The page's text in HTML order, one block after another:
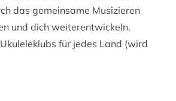
das gemeinsame Musizieren
und dich weiterentwickeln.
für jedes Land (wird